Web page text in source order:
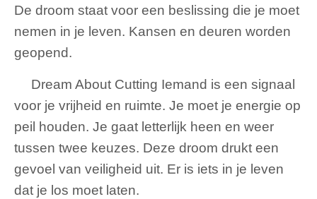
De droom staat voor een beslissing die je moet
nemen in je leven. Kansen en deuren worden
geopend.
Dream About Cutting Iemand is een signaal
voor je vrijheid en ruimte. Je moet je energie op
peil houden. Je gaat letterlijk heen en weer
tussen twee keuzes. Deze droom drukt een
gevoel van veiligheid uit. Er is iets in je leven
dat je los moet laten.